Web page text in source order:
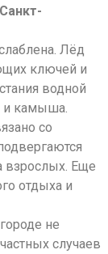
Лёд
ключей и
водной
и камыша.
со
взрослых. Еще
отдыха и
не
случаев